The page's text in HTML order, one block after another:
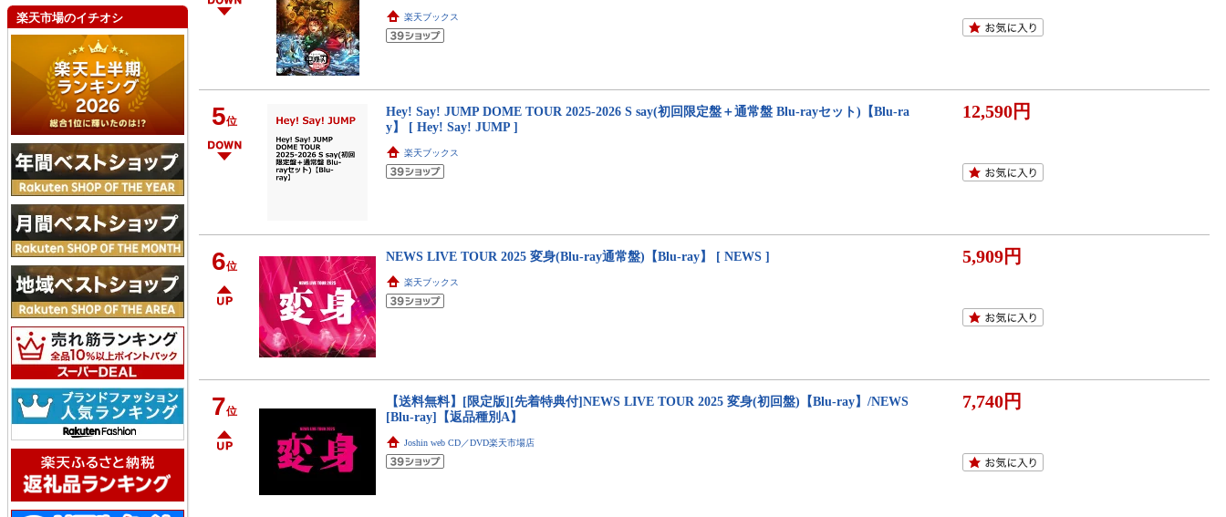
楽天ブックス
5位
Hey! Say! JUMP DOME TOUR 2025-2026 S say(初回限定盤＋通常盤 Blu-rayセット)【Blu-ra
y】 [ Hey! Say! JUMP ]
楽天ブックス
12,590円
6位
NEWS LIVE TOUR 2025 変身(Blu-ray通常盤)【Blu-ray】 [ NEWS ]
楽天ブックス
5,909円
7位
【送料無料】[限定版][先着特典付]NEWS LIVE TOUR 2025 変身(初回盤)【Blu-ray】/NEWS
[Blu-ray]【返品種別A】
Joshin web CD／DVD楽天市場店
7,740円
楽天市場のイチオシ